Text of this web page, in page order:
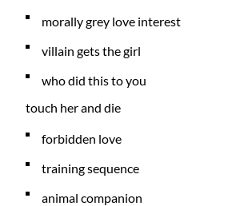
morally grey love interest
villain gets the girl
who did this to you
touch her and die
forbidden love
training sequence
animal companion